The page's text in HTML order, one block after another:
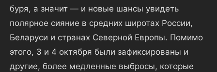
буря, а значит — и новые шансы увидеть
полярное сияние в средних широтах России,
Беларуси и странах Северной Европы. Помимо
этого, 3 и 4 октября были зафиксированы и
другие, более медленные выбросы, которые